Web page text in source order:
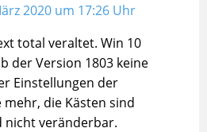
2020 um 17:26 Uhr
total veraltet. Win 10
der Version 1803 keine
Einstellungen der
die Kästen sind
nicht veränderbar.